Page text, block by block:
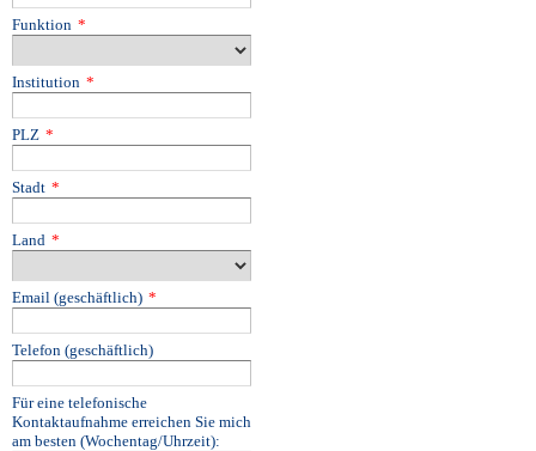
Funktion *
Institution *
PLZ *
Stadt *
Land *
Email (geschäftlich) *
Telefon (geschäftlich)
Für eine telefonische
Kontaktaufnahme erreichen Sie mich
am besten (Wochentag/Uhrzeit):